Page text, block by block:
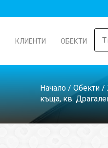
КЛИЕНТИ ОБЕКТИ
Начало / Обекти /
къща, кв.